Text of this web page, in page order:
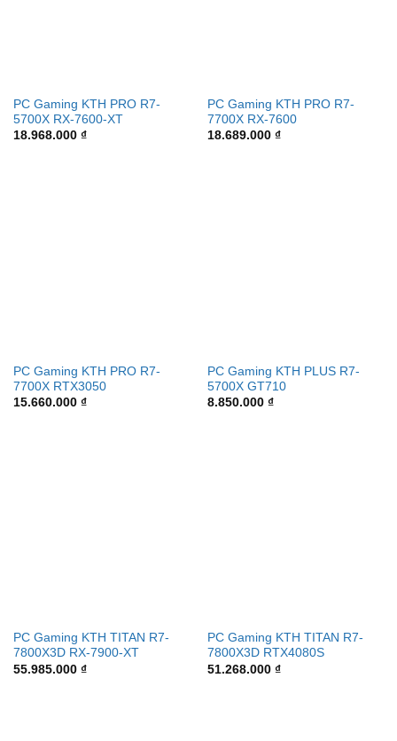
PC Gaming KTH PRO R7-
5700X RX-7600-XT
18.968.000 ₫
PC Gaming KTH PRO R7-
7700X RX-7600
18.689.000 ₫
PC Gaming KTH PRO R7-
7700X RTX3050
15.660.000 ₫
PC Gaming KTH PLUS R7-
5700X GT710
8.850.000 ₫
PC Gaming KTH TITAN R7-
7800X3D RX-7900-XT
55.985.000 ₫
PC Gaming KTH TITAN R7-
7800X3D RTX4080S
51.268.000 ₫